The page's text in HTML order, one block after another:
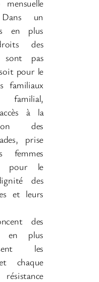
mensuelle
un
en plus
des
sont pas
pour le
familiaux
familial,
à la
des
prise
femmes
pour le
des
et leurs
des
en plus
les
chaque